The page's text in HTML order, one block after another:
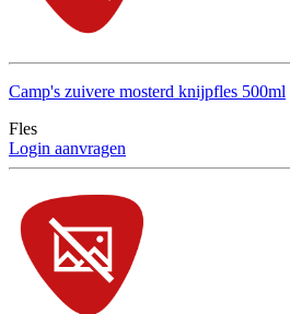
Camp's zuivere mosterd knijpfles 500ml
Fles
Login aanvragen